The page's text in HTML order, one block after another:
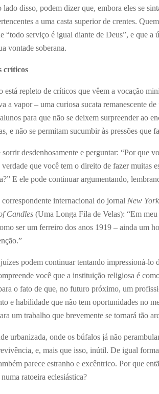
disso, podem dizer que, embora eles se
a uma casta superior de crentes.
“todo serviço é igual diante de Deus”, e que a
vontade soberana.
críticos
está repleto de críticos que vêem a vocação
a vapor – uma curiosa sucata remanescente
para que não se deixem surpreender ao
e não se permitam sucumbir às pressões que
desdenhosamente e perguntar: “Por que
que você tem o direito de fazer muitas
E ele pode continuar argumentando,
internacional do jornal New
Candles (Uma Longa Fila de Velas): “Em
ser um ferreiro dos anos 1919 – ainda um
podem continuar tentando impressioná-lo
você que a instituição religiosa é
o fato de que, no futuro próximo, um
e habilidade que não tem oportunidades no
um trabalho que brevemente se tornará tão
urbanizada, onde os búfalos já não
e, mais que isso, inútil. De igual
parece estranho e excêntrico. Por que
ratoeira eclesiástica?